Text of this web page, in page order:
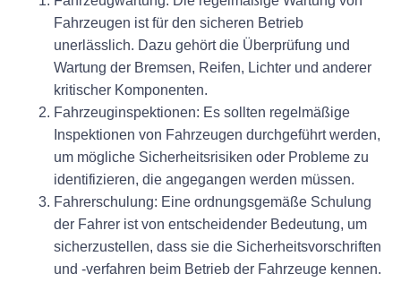
Fahrzeugen ist für den sicheren Betrieb
unerlässlich. Dazu gehört die Überprüfung und
Wartung der Bremsen, Reifen, Lichter und anderer
kritischer Komponenten.
Fahrzeuginspektionen: Es sollten regelmäßige
Inspektionen von Fahrzeugen durchgeführt werden,
um mögliche Sicherheitsrisiken oder Probleme zu
identifizieren, die angegangen werden müssen.
Fahrerschulung: Eine ordnungsgemäße Schulung
der Fahrer ist von entscheidender Bedeutung, um
sicherzustellen, dass sie die Sicherheitsvorschriften
und -verfahren beim Betrieb der Fahrzeuge kennen.